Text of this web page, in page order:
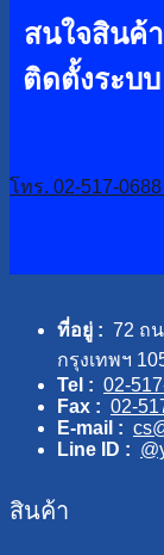
สนใจสินค้
ติดตั้งระบบ
โทร. 02-517-0688
ที่อยู่ : 72 ถ
กรุงเทพฯ
Tel : 02-
Fax : 02-
E-mail :
Line ID :
สินค้า